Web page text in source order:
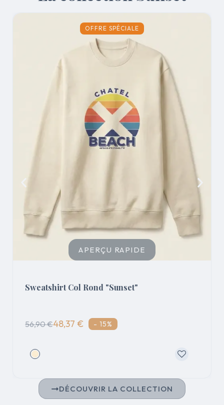
APERÇU RAPIDE
OFFRE SPÉCIALE
Sweatshirt Col Rond "Sunset"
56,90 €48,37 € - 15%
DÉCOUVRIR LA COLLECTION